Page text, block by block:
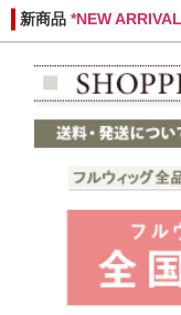
新商品 *NEW